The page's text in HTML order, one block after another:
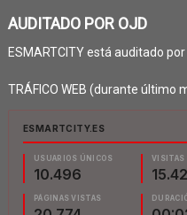
AUDITADO POR OJD
ESMARTCITY está auditado por
TRÁFICO WEB (durante último